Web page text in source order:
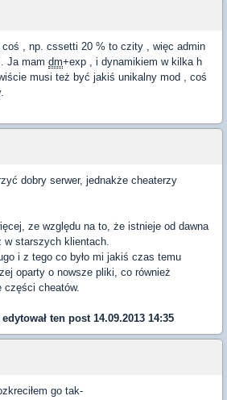
, np. cssetti 20 % to czity , więc admin
Ja mam dm+exp , i dynamikiem w kilka h
musi też być jakiś unikalny mod , coś
dobry serwer, jednakże cheaterzy
ze względu na to, że istnieje od dawna
w starszych klientach.
i z tego co było mi jakiś czas temu
oparty o nowsze pliki, co również
części cheatów.
edytował ten post 14.09.2013 14:35
go tak-